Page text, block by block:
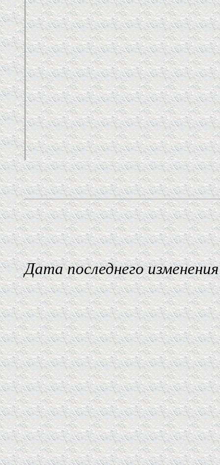
Дата последнего